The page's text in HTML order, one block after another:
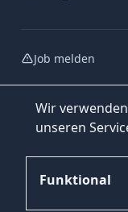
Wir
unseren
Funktional
Job melden